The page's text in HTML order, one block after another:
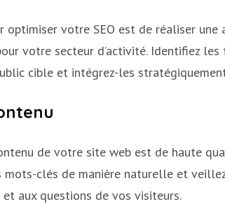
optimiser votre SEO est de réaliser une
votre secteur d’activité. Identifiez les
cible et intégrez-les
de votre site web est de haute
mots-clés de manière naturelle et
aux questions de vos visiteurs.